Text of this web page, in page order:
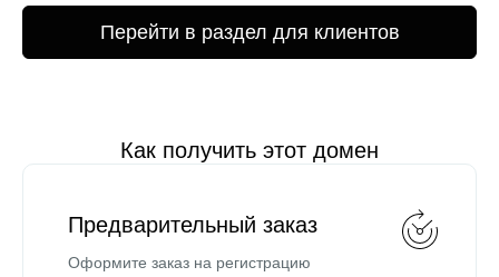
Перейти в раздел для клиентов
Как получить этот домен
Предварительный заказ
Оформите заказ на регистрацию